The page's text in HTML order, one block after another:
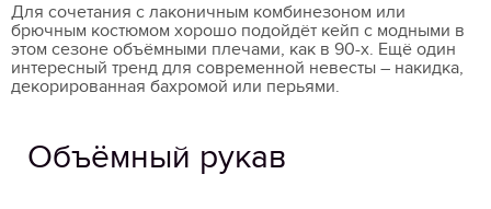
Для сочетания с лаконичным комбинезоном или
брючным костюмом хорошо подойдёт кейп с модными в
этом сезоне объёмными плечами, как в 90-х. Ещё один
интересный тренд для современной невесты – накидка,
декорированная бахромой или перьями.
Объёмный рукав